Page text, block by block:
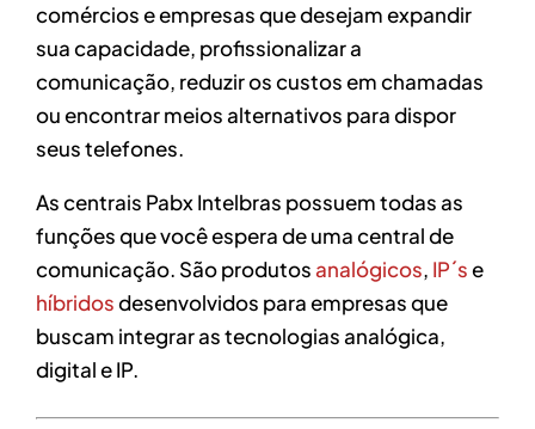
comércios e empresas que desejam expandir
sua capacidade, profissionalizar a
comunicação, reduzir os custos em chamadas
ou encontrar meios alternativos para dispor
seus telefones.
As centrais Pabx Intelbras possuem todas as
funções que você espera de uma central de
comunicação. São produtosanalógicos, IP´se
híbridosdesenvolvidos para empresas que
buscam integrar as tecnologias analógica,
digital e IP.